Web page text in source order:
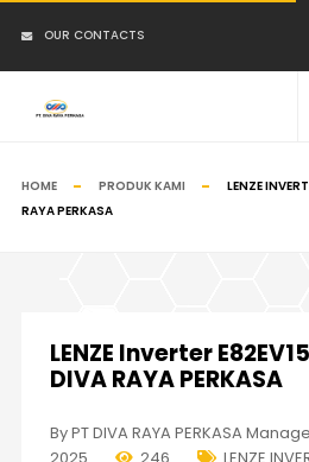
OUR CONTACTS
HOME PRODUK KAMI
LENZE
RAYA PERKASA
LENZE Inverter
DIVA RAYA PERKASA
By PT DIVA RAYA PERKASA